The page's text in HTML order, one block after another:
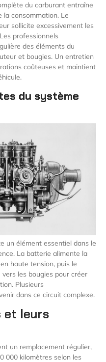
du carburant entraîne
la consommation. Le
sollicite excessivement les
professionnels
des éléments du
et bougies. Un entretien
coûteuses et maintient
du système
un élément essentiel dans le
La batterie alimente la
haute tension, puis le
les bougies pour créer
Plusieurs
dans ce circuit complexe.
et leurs
un remplacement régulier,
000 kilomètres selon les